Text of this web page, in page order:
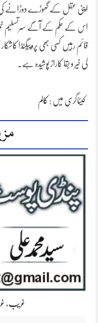
اپنی عقل کے گھوڑے دوڑانے کی
اس کے حکم کے آگے سرتسلیم خم
قائم رہیں کسی بھی پروپیگنڈا
کی خیر و بقا کاراز پوشیدہ ہے۔
کیٹاگری میں : کالم
غریب،